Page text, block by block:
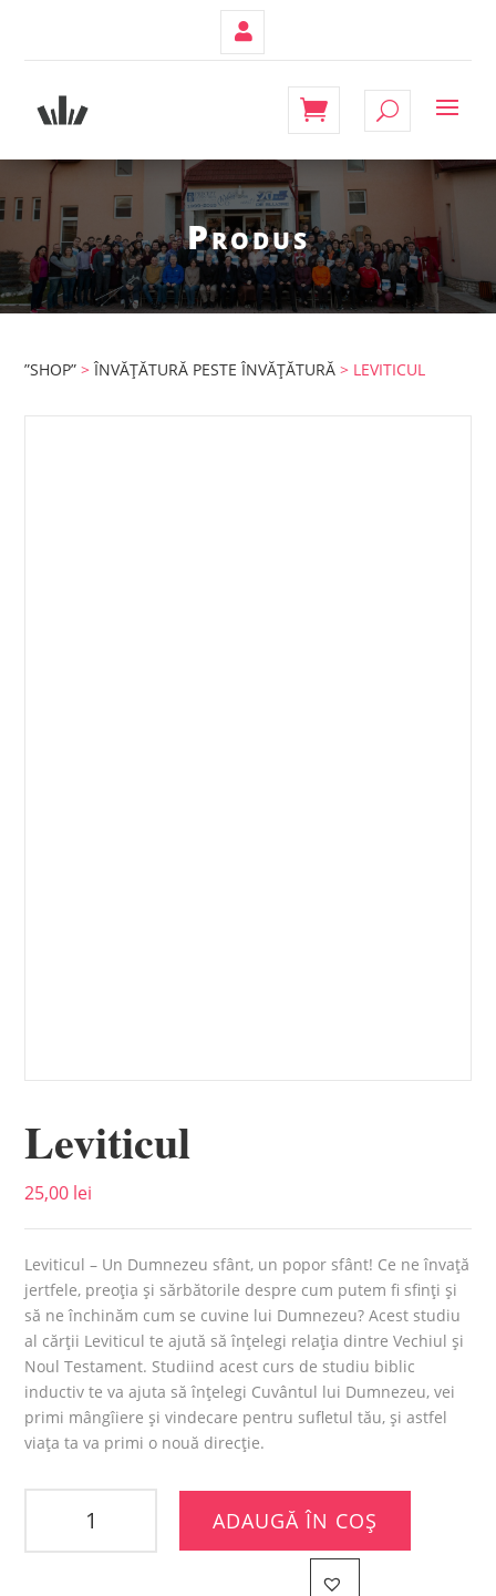
Produs
”SHOP” >ÎNVĂȚĂTURĂ PESTE ÎNVĂȚĂTURĂ > LEVITICUL
Leviticul
25,00 lei
Leviticul – Un Dumnezeu sfânt, un popor sfânt! Ce ne învaţă
jertfele, preoţia şi sărbătorile despre cum putem fi sfinţi şi
să ne închinăm cum se cuvine lui Dumnezeu? Acest studiu
al cărţii Leviticul te ajută să înţelegi relaţia dintre Vechiul şi
Noul Testament. Studiind acest curs de studiu biblic
inductiv te va ajuta să înțelegi Cuvântul lui Dumnezeu, vei
primi mângîiere și vindecare pentru sufletul tău, și astfel
viața ta va primi o nouă direcție.
ADAUGĂ ÎN COȘ